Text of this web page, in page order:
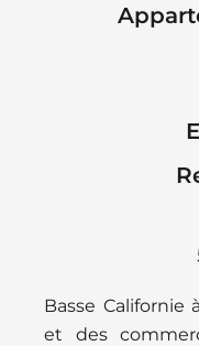
Basse
et des